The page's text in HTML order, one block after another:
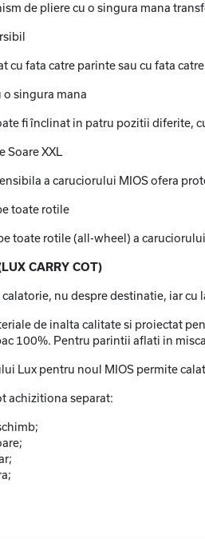
de pliere cu o singura mana
cu fata catre parinte sau cu fata
o singura mana
fi înclinat in patru pozitii diferite,
Soare XXL
a caruciorului MIOS ofera
toate rotile
toate rotile (all-wheel) a
CARRY COT)
calatorie, nu despre destinatie, iar
de inalta calitate si proiectat
100%. Pentru parintii aflati in
Lux pentru noul MIOS permite
achizitiona separat: